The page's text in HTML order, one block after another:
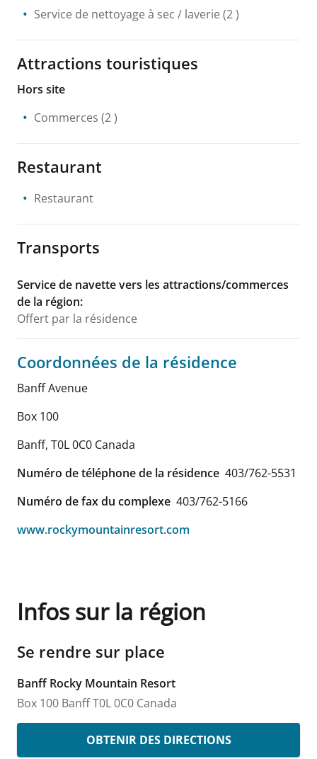
Service de nettoyage à sec / laverie (2 )
Attractions touristiques
Hors site
Commerces (2 )
Restaurant
Restaurant
Transports
Service de navette vers les attractions/commerces
de la région:
Offert par la résidence
Coordonnées de la résidence
Banff Avenue
Box 100
Banff, T0L 0C0 Canada
Numéro de téléphone de la résidence 403/762-5531
Numéro de fax du complexe 403/762-5166
www.rockymountainresort.com
Infos sur la région
Se rendre sur place
Banff Rocky Mountain Resort
Box 100 BanffT0L 0C0 Canada
OBTENIR DES DIRECTIONS